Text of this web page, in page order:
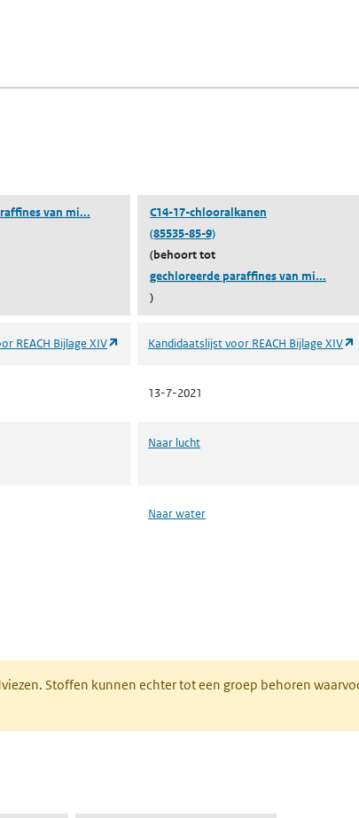
van mi... (gechloreerde paraffines van middellange keten)
C14-17-chlooralkanen
(85535-85-9)
(behoort tot
gechloreerde paraffines van mi...
)
REACH Bijlage XIV (opent in een nieuw tabblad)
Kandidaatslijst voor REACH Bijlage XIV
13-7-2021
Naar lucht
Naar water
Stoffen kunnen echter tot een groep behoren